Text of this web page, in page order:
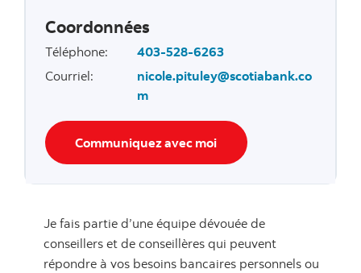
Coordonnées
Téléphone:
403-528-6263
Courriel:
nicole.pituley@scotiabank.co
m
Communiquez avec moi
Je fais partie d’une équipe dévouée de
conseillers et de conseillères qui peuvent
répondre à vos besoins bancaires personnels ou